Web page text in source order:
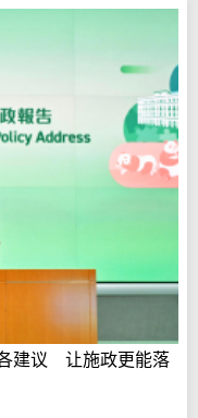
建议 让施政更能落